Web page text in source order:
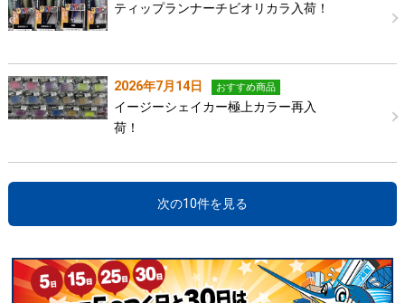
ティップランナーチビオリカラ入荷！
2026年7月14日 おすすめ商品
イージーシェイカー極上カラー再入
荷！
次の10件を見る